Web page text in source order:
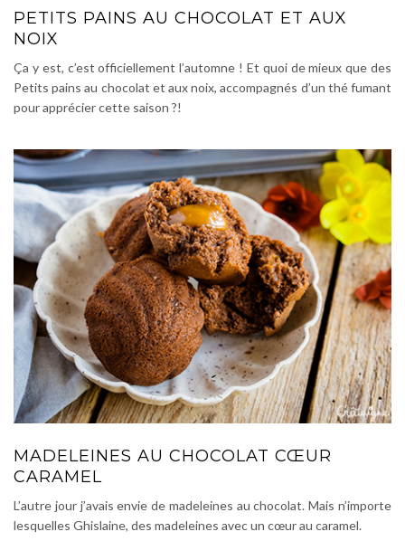
PETITS PAINS AU CHOCOLAT ET AUX
NOIX
Ça y est, c’est officiellement l’automne ! Et quoi de mieux que des
Petits pains au chocolat et aux noix, accompagnés d’un thé fumant
pour apprécier cette saison ?!
MADELEINES AU CHOCOLAT CŒUR
CARAMEL
L’autre jour j’avais envie de madeleines au chocolat. Mais n’importe
lesquelles Ghislaine, des madeleines avec un cœur au caramel.